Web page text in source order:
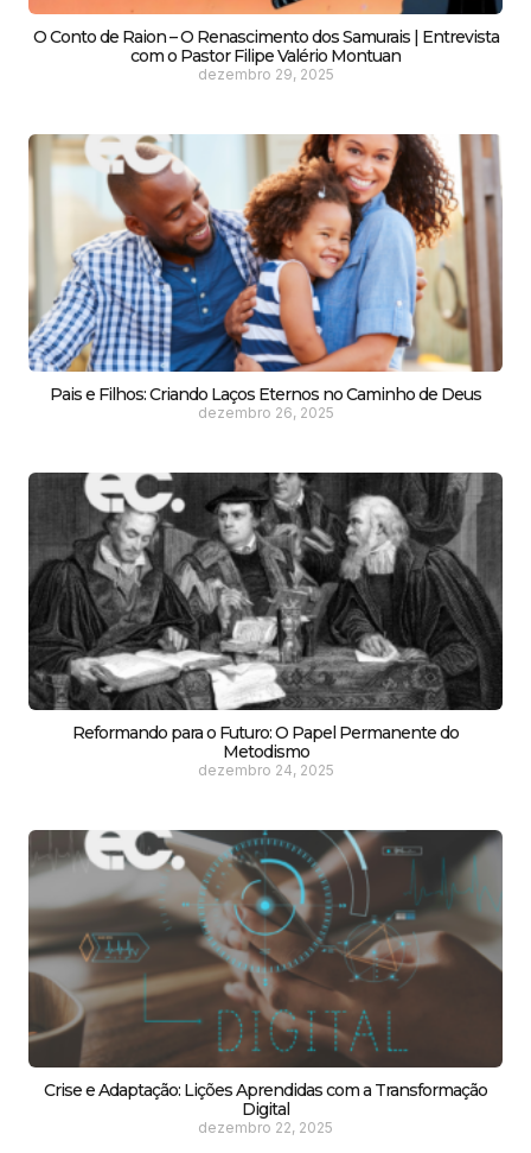
O Conto de Raion – O Renascimento dos Samurais | Entrevista
com o Pastor Filipe Valério Montuan
dezembro 29, 2025
Pais e Filhos: Criando Laços Eternos no Caminho de Deus
dezembro 26, 2025
Reformando para o Futuro: O Papel Permanente do
Metodismo
dezembro 24, 2025
Crise e Adaptação: Lições Aprendidas com a Transformação
Digital
dezembro 22, 2025